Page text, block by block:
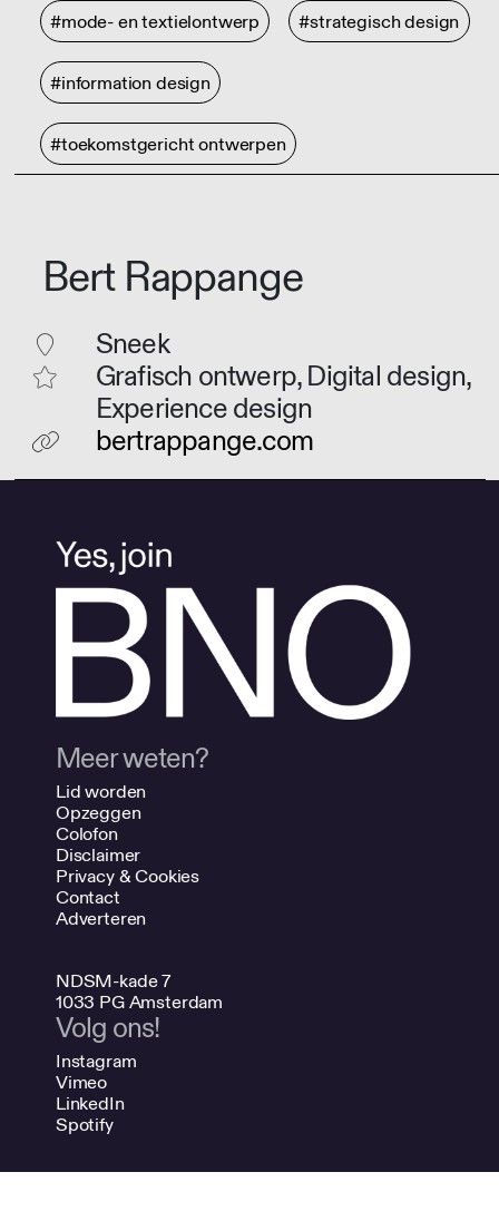
#mode- en textielontwerp #strategisch design
#information design
#toekomstgericht ontwerpen
Bert Rappange
Sneek
Grafisch ontwerp, Digital design,
Experience design
bertrappange.com
Meer weten?
Lid worden
Opzeggen
Colofon
Disclaimer
Privacy & Cookies
Contact
Adverteren
NDSM-kade 7
1033 PG Amsterdam
Volg ons!
Instagram
Vimeo
LinkedIn
Spotify